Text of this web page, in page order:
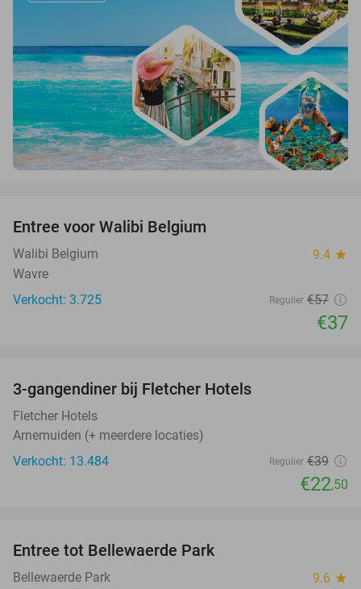
Entree voor Walibi Belgium
Walibi Belgium 9.4 star
Wavre
Verkocht: 3.725
Regulier €57
€37
3-gangendiner bij Fletcher Hotels
Fletcher Hotels
Arnemuiden (+ meerdere locaties)
Verkocht: 13.484
Regulier €39
€22,50
Entree tot Bellewaerde Park
Bellewaerde Park 9.6 star